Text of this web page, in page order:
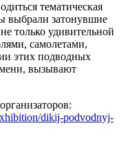
тематическая
выбрали затонувшие
только удивительной
самолетами,
этих подводных
вызывают
dikij-podvodnyj-